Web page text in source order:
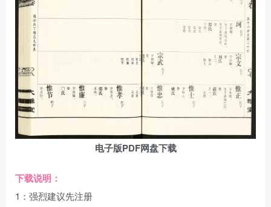
电子版PDF网盘下载
下载说明：
1：强烈建议先注册